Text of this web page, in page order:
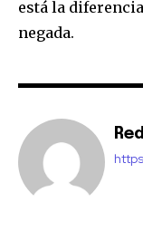
está la
negada.